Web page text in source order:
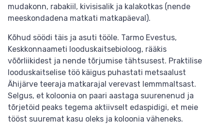
mudakonn, rabakiil, kivisisalik ja kalakotkas (nende
meeskondadena matkati matkapäeval).
Kõhud söödi täis ja asuti tööle. Tarmo Evestus,
Keskkonnaameti looduskaitsebioloog, rääkis
võõrliikidest ja nende tõrjumise tähtsusest. Praktilise
looduskaitselise töö käigus puhastati metsaalust
Ähijärve teeraja matkarajal verevast lemmmaltsast.
Selgus, et koloonia on paari aastaga suurenenud ja
tõrjetöid peaks tegema aktiivselt edaspidigi, et meie
tööst suuremat kasu oleks ja koloonia väheneks.